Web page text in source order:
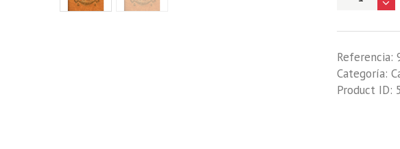
POR
LOS
Referencia:
Categoría:
Product ID: